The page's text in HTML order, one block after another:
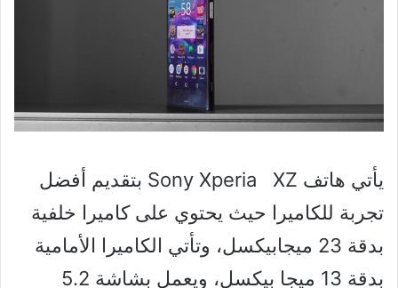
يأتي هاتف Sony Xperia XZ بتقديم أفضل
تجربة للكاميرا حيث يحتوي على كاميرا خلفية
بدقة 23 ميجابيكسل، وتأتي الكاميرا الأمامية
بدقة 13 ميجا بيكسل، ويعمل بشاشة 5.2